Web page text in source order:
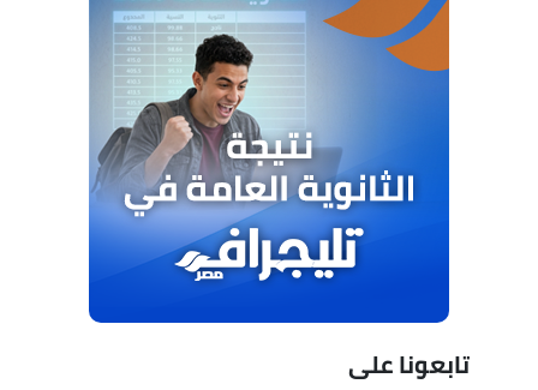
تابعونا على